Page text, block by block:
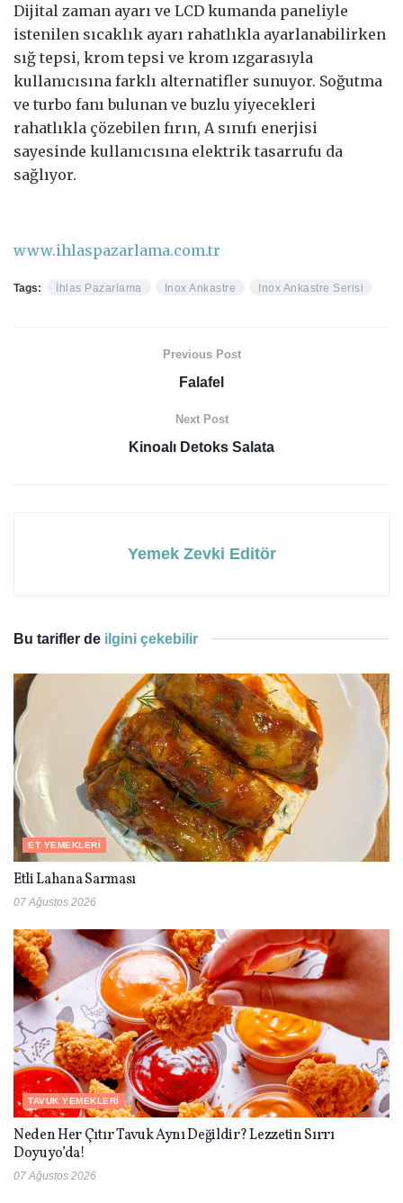
Dijital zaman ayarı ve LCD kumanda paneliyle
istenilen sıcaklık ayarı rahatlıkla ayarlanabilirken
sığ tepsi, krom tepsi ve krom ızgarasıyla
kullanıcısına farklı alternatifler sunuyor. Soğutma
ve turbo fanı bulunan ve buzlu yiyecekleri
rahatlıkla çözebilen fırın, A sınıfı enerjisi
sayesinde kullanıcısına elektrik tasarrufu da
sağlıyor.
www.ihlaspazarlama.com.tr
Tags: İhlas Pazarlama Inox Ankastre Inox Ankastre Serisi
Previous Post
Falafel
Next Post
Kinoalı Detoks Salata
Yemek Zevki Editör
Bu tarifler de ilgini çekebilir
ET YEMEKLERI
Etli Lahana Sarması
07 Ağustos 2026
TAVUK YEMEKLERI
Neden Her Çıtır Tavuk Aynı Değildir? Lezzetin Sırrı
Doyuyo’da!
07 Ağustos 2026